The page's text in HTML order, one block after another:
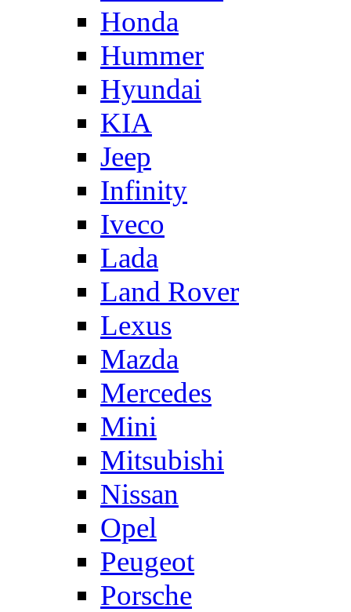
Honda
Hummer
Hyundai
KIA
Jeep
Infinity
Iveco
Lada
Land Rover
Lexus
Mazda
Mercedes
Mini
Mitsubishi
Nissan
Opel
Peugeot
Porsche